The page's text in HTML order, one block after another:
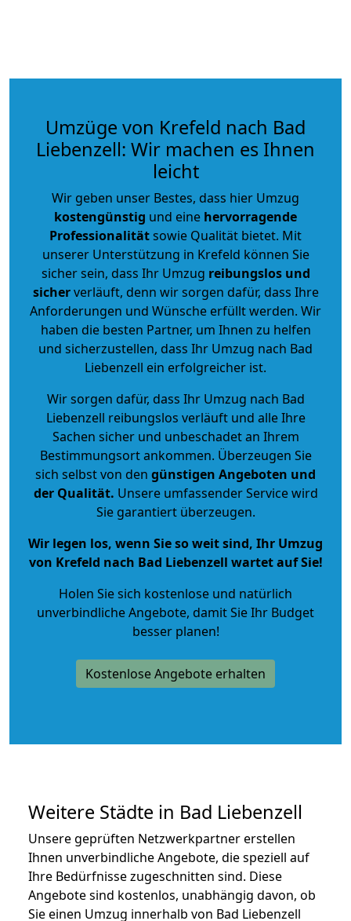
Umzüge von Krefeld nach Bad
Liebenzell: Wir machen es Ihnen
leicht
Wir geben unser Bestes, dass hier Umzug
kostengünstig und eine hervorragende
Professionalitätsowie Qualität bietet. Mit
unserer Unterstützung in Krefeld können Sie
sicher sein, dass Ihr Umzug reibungslos und
sicherverläuft, denn wir sorgen dafür, dass Ihre
Anforderungen und Wünsche erfüllt werden. Wir
haben die besten Partner, um Ihnen zu helfen
und sicherzustellen, dass Ihr Umzug nach Bad
Liebenzell ein erfolgreicher ist.
Wir sorgen dafür, dass Ihr Umzug nach Bad
Liebenzell reibungslos verläuft und alle Ihre
Sachen sicher und unbeschadet an Ihrem
Bestimmungsort ankommen. Überzeugen Sie
sich selbst von den günstigen Angeboten und
der Qualität. Unsere umfassender Service wird
Sie garantiert überzeugen.
Wir legen los, wenn Sie so weit sind, Ihr Umzug
von Krefeld nach Bad Liebenzell wartet auf Sie!
Holen Sie sich kostenlose und natürlich
unverbindliche Angebote, damit Sie Ihr Budget
besser planen!
Kostenlose Angebote erhalten
Weitere Städte in Bad Liebenzell
Unsere geprüften Netzwerkpartner erstellen
Ihnen unverbindliche Angebote, die speziell auf
Ihre Bedürfnisse zugeschnitten sind. Diese
Angebote sind kostenlos, unabhängig davon, ob
Sie einen Umzug innerhalb von Bad Liebenzell